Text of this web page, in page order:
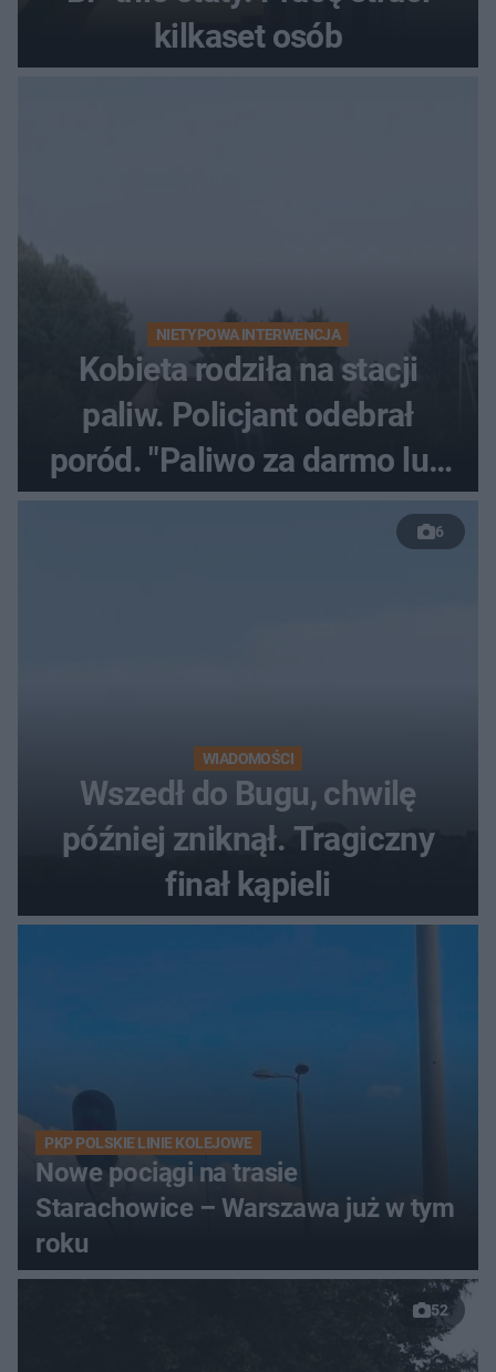
kilkaset osób
NIETYPOWA INTERWENCJA
Kobieta rodziła na stacji
paliw. Policjant odebrał
poród. "Paliwo za darmo lub
50 %!"
6
WIADOMOŚCI
Wszedł do Bugu, chwilę
później zniknął. Tragiczny
finał kąpieli
PKP POLSKIE LINIE KOLEJOWE
Nowe pociągi na trasie
Starachowice – Warszawa już w tym
roku
52